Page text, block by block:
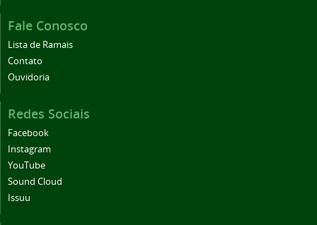
Fale Conosco
Lista de Ramais
Contato
Ouvidoria
Redes Sociais
Facebook
Instagram
YouTube
Sound Cloud
Issuu